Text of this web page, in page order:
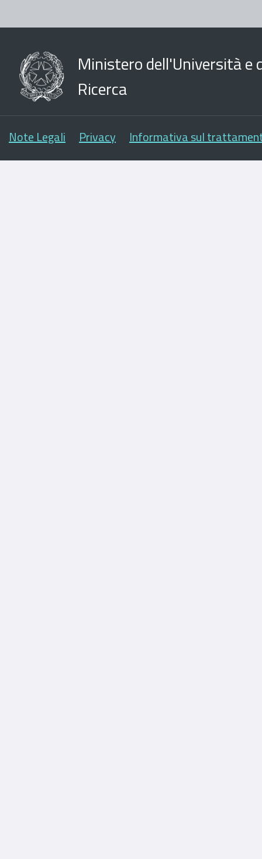
Ministero dell'Università e
Ricerca
Note Legali Privacy Informativa sul